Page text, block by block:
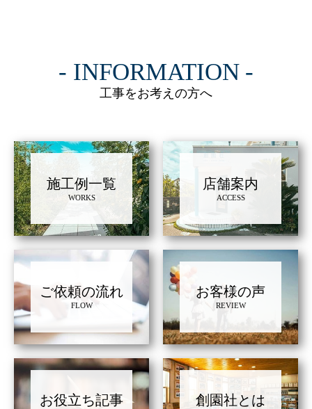
INFORMATION
工事をお考えの方へ
施工例一覧
WORKS
店舗案内
ACCESS
ご依頼の流れ
FLOW
お客様の声
REVIEW
お役立ち記事 創園社とは